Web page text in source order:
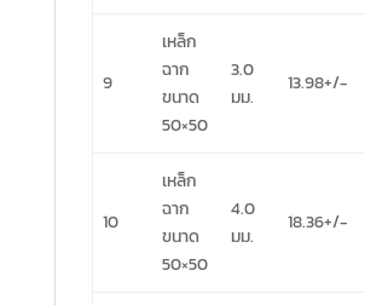
9
เหล็ก
ฉาก
ขนาด
50×50
3.0
มม.
13.98+/-
10
เหล็ก
ฉาก
ขนาด
50×50
4.0
มม.
18.36+/-